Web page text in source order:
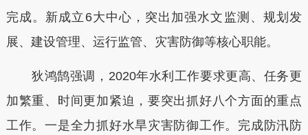
完成。新成立6大中心，突出加强水文监测、规划发
展、建设管理、运行监管、灾害防御等核心职能。
狄鸿鹄强调，2020年水利工作要求更高、任务更
加繁重、时间更加紧迫，要突出抓好八个方面的重点
工作。一是全力抓好水旱灾害防御工作。完成防汛防